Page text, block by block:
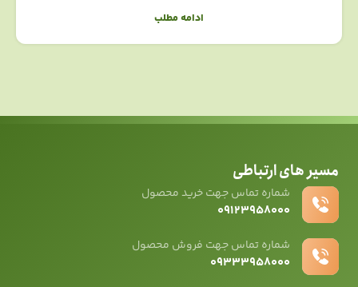
ادامه مطلب
مسیر های ارتباطی
شماره تماس جهت خرید محصول
۰۹۱۲۳۹۵۸۰۰۰
شماره تماس جهت فروش محصول
۰۹۳۳۳۹۵۸۰۰۰